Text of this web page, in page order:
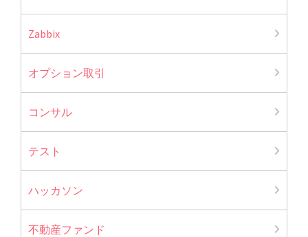
Zabbix
オプション取引
コンサル
テスト
ハッカソン
不動産ファンド